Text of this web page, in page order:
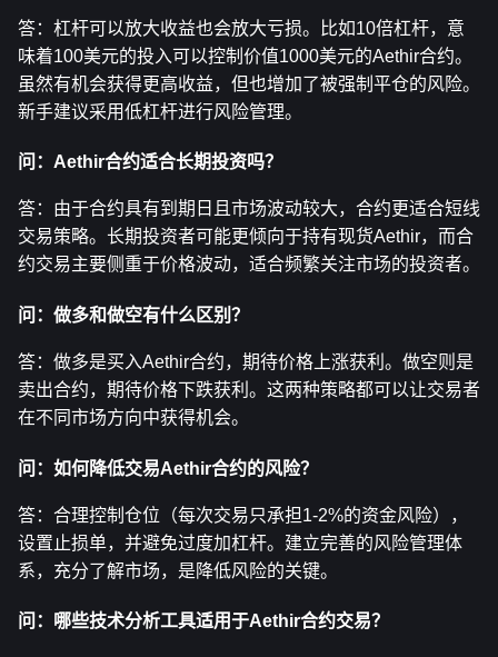
答：杠杆可以放大收益也会放大亏损。比如10倍杠杆，意
味着100美元的投入可以控制价值1000美元的Aethir合约。
虽然有机会获得更高收益，但也增加了被强制平仓的风险。
新手建议采用低杠杆进行风险管理。
问：Aethir合约适合长期投资吗？
答：由于合约具有到期日且市场波动较大，合约更适合短线
交易策略。长期投资者可能更倾向于持有现货Aethir，而合
约交易主要侧重于价格波动，适合频繁关注市场的投资者。
问：做多和做空有什么区别？
答：做多是买入Aethir合约，期待价格上涨获利。做空则是
卖出合约，期待价格下跌获利。这两种策略都可以让交易者
在不同市场方向中获得机会。
问：如何降低交易Aethir合约的风险？
答：合理控制仓位（每次交易只承担1-2%的资金风险），
设置止损单，并避免过度加杠杆。建立完善的风险管理体
系，充分了解市场，是降低风险的关键。
问：哪些技术分析工具适用于Aethir合约交易？